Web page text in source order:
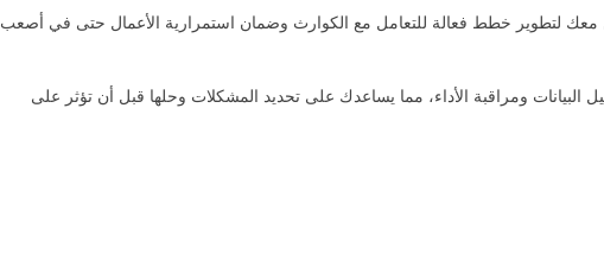
معك لتطوير خطط فعالة للتعامل مع الكوارث وضمان استمرارية الأعمال حتى في أصعب
البيانات ومراقبة الأداء، مما يساعدك على تحديد المشكلات وحلها قبل أن تؤثر على